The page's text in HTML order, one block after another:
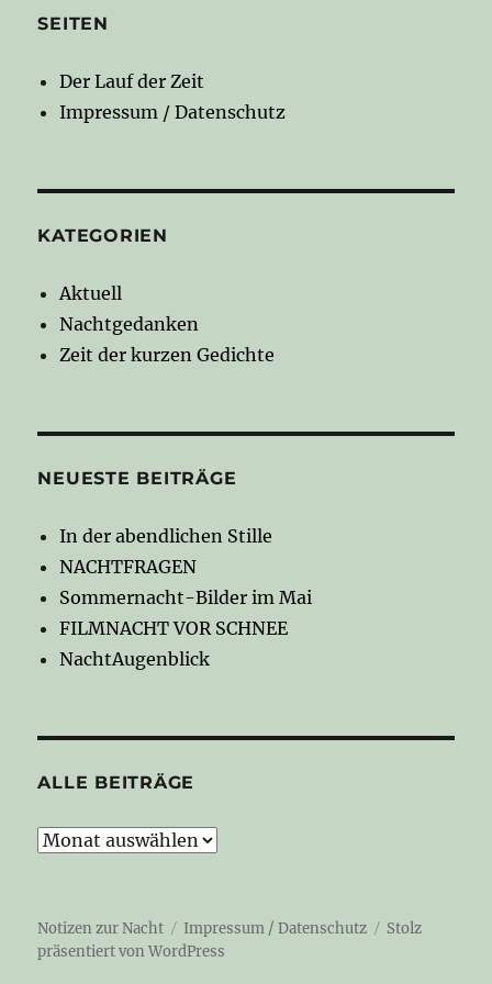
SEITEN
Der Lauf der Zeit
Impressum / Datenschutz
KATEGORIEN
Aktuell
Nachtgedanken
Zeit der kurzen Gedichte
NEUESTE BEITRÄGE
In der abendlichen Stille
NACHTFRAGEN
Sommernacht-Bilder im Mai
FILMNACHT VOR SCHNEE
NachtAugenblick
ALLE BEITRÄGE
Alle
Notizen zur Nacht Impressum / Datenschutz
Stolz
präsentiert von WordPress